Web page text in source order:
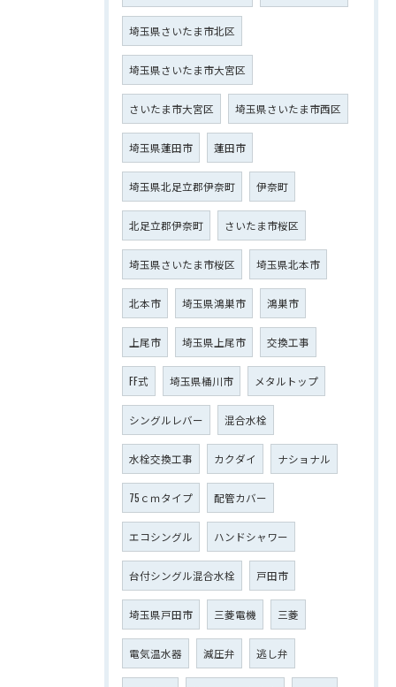
埼玉県さいたま市北区
埼玉県さいたま市大宮区
さいたま市大宮区 埼玉県さいたま市西区
埼玉県蓮田市 蓮田市
埼玉県北足立郡伊奈町 伊奈町
北足立郡伊奈町 さいたま市桜区
埼玉県さいたま市桜区 埼玉県北本市
北本市 埼玉県鴻巣市 鴻巣市
上尾市 埼玉県上尾市 交換工事
FF式 埼玉県桶川市 メタルトップ
シングルレバー 混合水栓
水栓交換工事 カクダイ ナショナル
75ｃｍタイプ 配管カバー
エコシングル ハンドシャワー
台付シングル混合水栓 戸田市
埼玉県戸田市 三菱電機 三菱
電気温水器 減圧弁 逃し弁